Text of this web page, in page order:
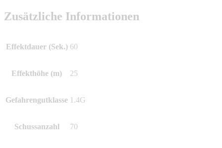
Zusätzliche Informationen
Effektdauer (Sek.) 60
Effekthöhe (m) 25
Gefahrengutklasse 1.4G
Schussanzahl 70